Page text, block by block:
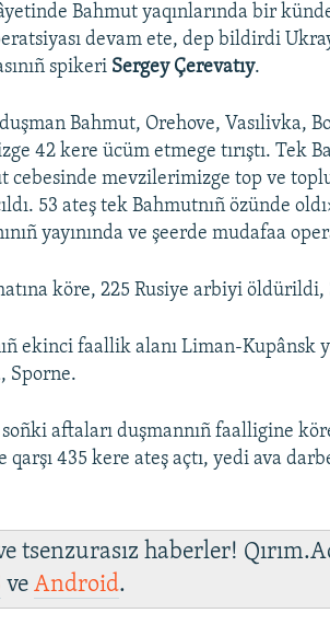
Bahmut yaqınlarında bir künde
devam ete, dep bildirdi
spikeri Sergey Çerevatıy.
Bahmut, Orehove, Vasılivka,
42 kere ücüm etmege tırıştı. Tek
cebesinde mevzilerimizge top ve
53 ateş tek Bahmutnıñ özünde
yayınında ve şeerde mudafaa
köre, 225 Rusiye arbiyi
ekinci faallik alanı Liman-Kupânsk
Sporne.
aftaları duşmannıñ faalligine
qarşı 435 kere ateş açtı, yedi ava
tsenzurasız haberler!
veAndroid.